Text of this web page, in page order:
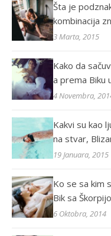
Šta je
kombinacija
3 Marta, 2015
Kako da
a prema Biku
4 Novembra,
Kakvi su kao
na stvar,
19 Januara, 2015
Ko se sa kim
Bik sa
6 Oktobra, 2014